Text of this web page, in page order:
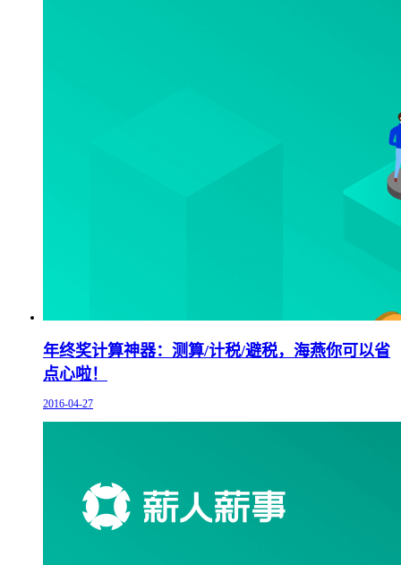
年终奖计算神器：测算/计税/避税，海燕你可以省
点心啦！
2016-04-27